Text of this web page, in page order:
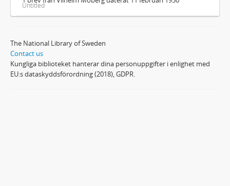
Untitled
The National Library of Sweden
Contact us
Kungliga biblioteket hanterar dina personuppgifter i enlighet med
EU:s dataskyddsförordning (2018), GDPR.